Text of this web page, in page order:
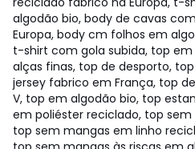
algodão bio, body de cavas
Europa, body cm folhos em
t-shirt com gola subida, top
alças finas, top de desporto,
jersey fabrico em França, top
V, top em algodão bio, top
em poliéster reciclado, top
top sem mangas em linho